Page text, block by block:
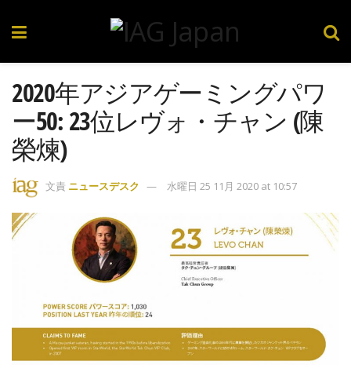
2020年アジアゲーミングパワ
ー50: 23位レヴォ・チャン (陳
榮煉)
文責 ニュースデスク 水曜日 25 11月 2020 at 10:57